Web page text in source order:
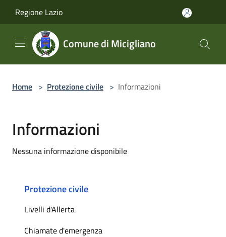
Regione Lazio
Comune di Micigliano
Home > Protezione civile > Informazioni
Informazioni
Nessuna informazione disponibile
Protezione civile
Livelli d'Allerta
Chiamate d'emergenza